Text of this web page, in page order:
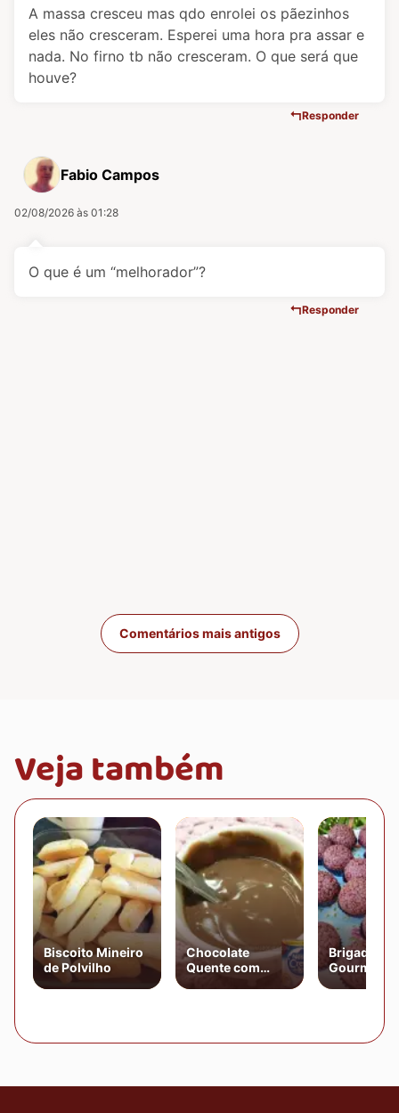
A massa cresceu mas qdo enrolei os pãezinhos
eles não cresceram. Esperei uma hora pra assar e
nada. No firno tb não cresceram. O que será que
houve?
Responder
Fabio Campos
02/08/2026 às 01:28
O que é um “melhorador”?
Responder
Navegação de
Comentários mais antigos
Veja também
Biscoito Mineiro
de Polvilho
Chocolate
Quente com
Creme de Leite
Brigadeiro
Gourmet
Chocolate